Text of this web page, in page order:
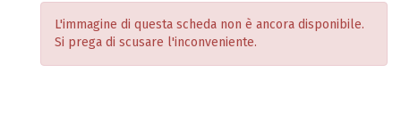
L'immagine di questa scheda non è ancora disponibile.
Si prega di scusare l'inconveniente.